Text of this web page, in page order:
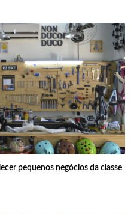
pequenos negócios da classe